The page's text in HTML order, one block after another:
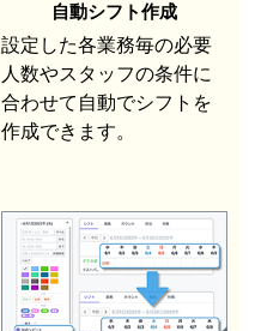
自動シフト作成
設定した各業務毎の必要
人数やスタッフの条件に
合わせて自動でシフトを
作成できます。